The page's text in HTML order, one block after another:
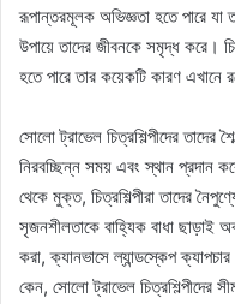
রূপান্তরমূলক অভিজ্ঞতা হতে পারে যা
উপায়ে তাদের জীবনকে সমৃদ্ধ করে।
হতে পারে তার কয়েকটি কারণ এখানে
সোলো ট্রাভেল চিত্রশিল্পীদের তাদের
নিরবচ্ছিন্ন সময় এবং স্থান প্রদান
থেকে মুক্ত, চিত্রশিল্পীরা তাদের
সৃজনশীলতাকে বাহ্যিক বাধা ছাড়াই
করা, ক্যানভাসে ল্যান্ডস্কেপ
কেন, সোলো ট্রাভেল চিত্রশিল্পীদের